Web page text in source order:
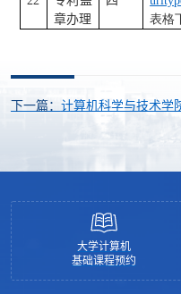
章办理
表格
下一篇： 计算机科学与技术学
大学计算机
基础课程预约